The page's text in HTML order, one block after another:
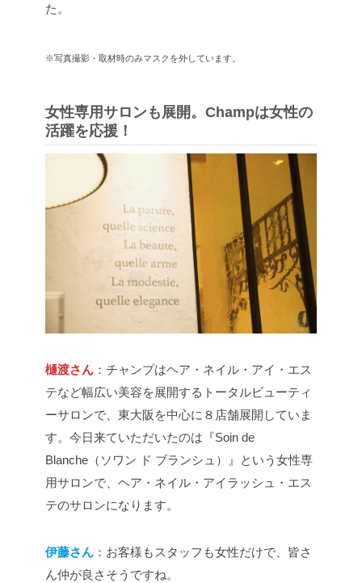
た。
※写真撮影・取材時のみマスクを外しています。
女性専用サロンも展開。Champは女性の
活躍を応援！
樋渡さん ：チャンプはヘア・ネイル・アイ・エス
テなど幅広い美容を展開するトータルビューティ
ーサロンで、東大阪を中心に８店舗展開していま
す。今日来ていただいたのは『Soin de
Blanche（ソワン ド ブランシュ）』という女性専
用サロンで、ヘア・ネイル・アイラッシュ・エス
テのサロンになります。
伊藤さん ：お客様もスタッフも女性だけで、皆さ
ん仲が良さそうですね。